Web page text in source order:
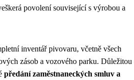
povolení související s výrobou a
inventář pivovaru, včetně všech
zásob a vozového parku. Důležitou
předání zaměstnaneckých smluv a